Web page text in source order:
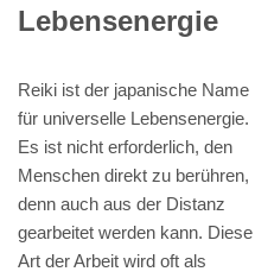
Lebensenergie
Reiki ist der japanische Name
für universelle Lebensenergie.
Es ist nicht erforderlich, den
Menschen direkt zu berühren,
denn auch aus der Distanz
gearbeitet werden kann. Diese
Art der Arbeit wird oft als